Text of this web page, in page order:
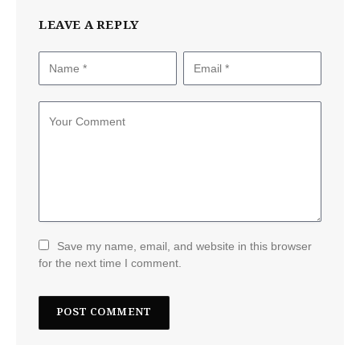
LEAVE A REPLY
Save my name, email, and website in this browser
for the next time I comment.